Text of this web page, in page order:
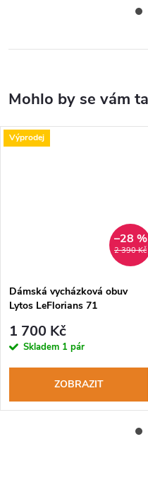
Výprodej
2 390 Kč
–28 %
Dámská vycházková obuv
Lytos LeFlorians 71
1 700 Kč
Skladem 1 pár
ZOBRAZIT